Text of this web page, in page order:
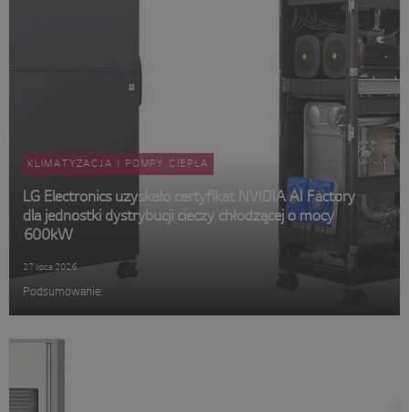
KLIMATYZACJA I POMPY CIEPŁA
LG Electronics uzyskało certyfikat NVIDIA AI Factory
dla jednostki dystrybucji cieczy chłodzącej o mocy
600kW
27 lipca 2026
Podsumowanie: